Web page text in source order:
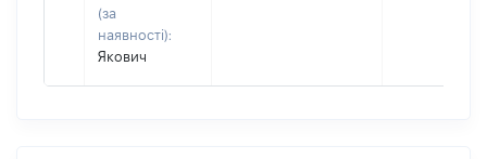
(за
наявності):
Якович